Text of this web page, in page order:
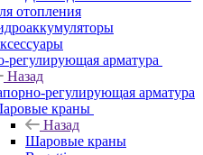
отопления
регулирующая арматура
Назад
регулирующая арматура
краны
Назад
Шаровые краны